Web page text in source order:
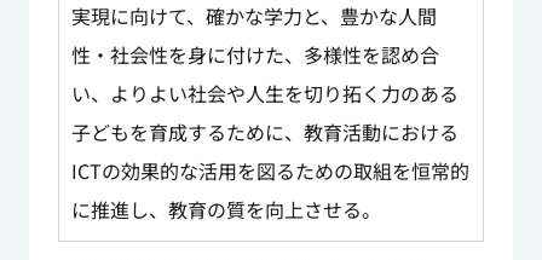
実現に向けて、確かな学力と、豊かな人間
性・社会性を身に付けた、多様性を認め合
い、よりよい社会や人生を切り拓く力のある
子どもを育成するために、教育活動における
ICTの効果的な活用を図るための取組を恒常的
に推進し、教育の質を向上させる。